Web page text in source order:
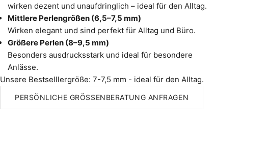
wirken dezent und unaufdringlich – ideal für den Alltag.
Mittlere Perlengrößen (6,5–7,5 mm)
Wirken elegant und sind perfekt für Alltag und Büro.
Größere Perlen (8–9,5 mm)
Besonders ausdrucksstark und ideal für besondere
Anlässe.
Unsere Bestselllergröße: 7-7,5 mm - ideal für den Alltag.
PERSÖNLICHE GRÖSSENBERATUNG ANFRAGEN